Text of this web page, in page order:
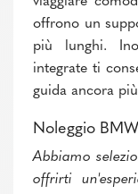
offrono un
più lunghi.
integrate ti
guida ancora
Noleggio
Abbiamo
offrirti